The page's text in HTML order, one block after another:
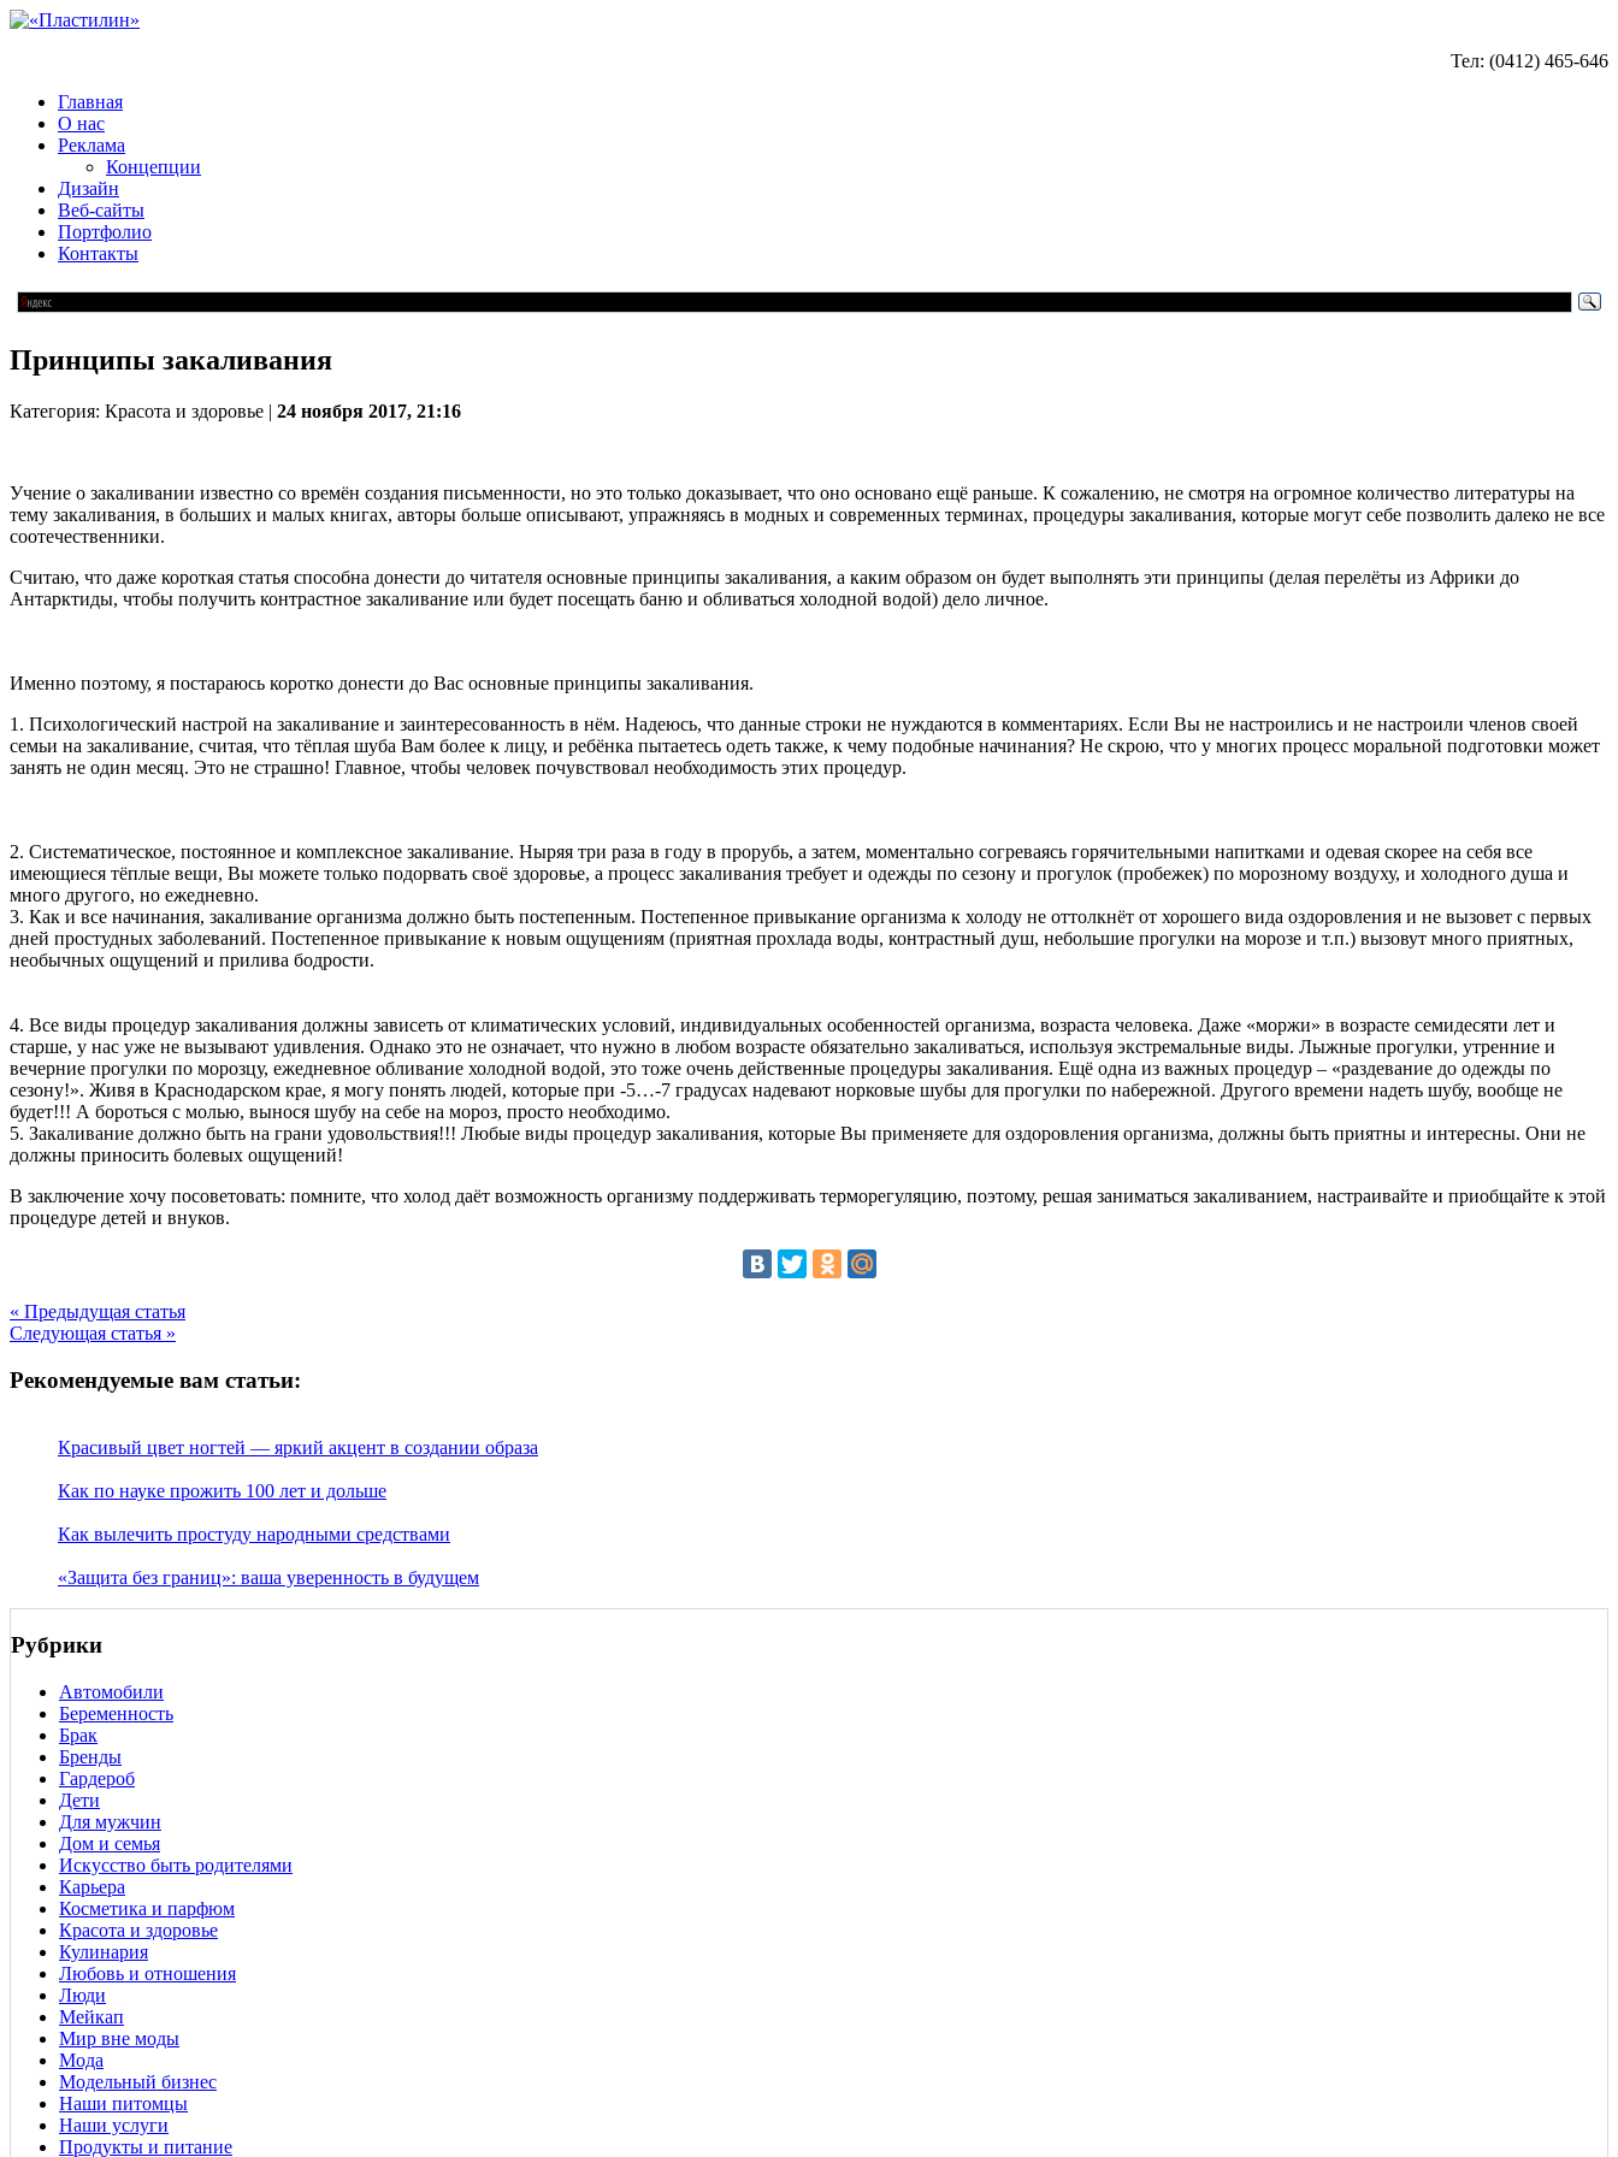
Тел: (0412) 465-646
Главная
О нас
Реклама
Концепции
Дизайн
Веб-сайты
Портфолио
Контакты
Принципы закаливания
Категория: Красота и здоровье | 24 ноября 2017, 21:16
Учение о закаливании известно со времён создания письменности, но это только доказывает, что оно основано ещё раньше. К сожалению, не смотря на огромное количество литературы на
тему закаливания, в больших и малых книгах, авторы больше описывают, упражняясь в модных и современных терминах, процедуры закаливания, которые могут себе позволить далеко не все
соотечественники.
Считаю, что даже короткая статья способна донести до читателя основные принципы закаливания, а каким образом он будет выполнять эти принципы (делая перелёты из Африки до
Антарктиды, чтобы получить контрастное закаливание или будет посещать баню и обливаться холодной водой) дело личное.
Именно поэтому, я постараюсь коротко донести до Вас основные принципы закаливания.
1. Психологический настрой на закаливание и заинтересованность в нём. Надеюсь, что данные строки не нуждаются в комментариях. Если Вы не настроились и не настроили членов своей
семьи на закаливание, считая, что тёплая шуба Вам более к лицу, и ребёнка пытаетесь одеть также, к чему подобные начинания? Не скрою, что у многих процесс моральной подготовки может
занять не один месяц. Это не страшно! Главное, чтобы человек почувствовал необходимость этих процедур.
2. Систематическое, постоянное и комплексное закаливание. Ныряя три раза в году в прорубь, а затем, моментально согреваясь горячительными напитками и одевая скорее на себя все
имеющиеся тёплые вещи, Вы можете только подорвать своё здоровье, а процесс закаливания требует и одежды по сезону и прогулок (пробежек) по морозному воздуху, и холодного душа и
много другого, но ежедневно.
3. Как и все начинания, закаливание организма должно быть постепенным. Постепенное привыкание организма к холоду не оттолкнёт от хорошего вида оздоровления и не вызовет с первых
дней простудных заболеваний. Постепенное привыкание к новым ощущениям (приятная прохлада воды, контрастный душ, небольшие прогулки на морозе и т.п.) вызовут много приятных,
необычных ощущений и прилива бодрости.
4. Все виды процедур закаливания должны зависеть от климатических условий, индивидуальных особенностей организма, возраста человека. Даже «моржи» в возрасте семидесяти лет и
старше, у нас уже не вызывают удивления. Однако это не означает, что нужно в любом возрасте обязательно закаливаться, используя экстремальные виды. Лыжные прогулки, утренние и
вечерние прогулки по морозцу, ежедневное обливание холодной водой, это тоже очень действенные процедуры закаливания. Ещё одна из важных процедур – «раздевание до одежды по
сезону!». Живя в Краснодарском крае, я могу понять людей, которые при -5…-7 градусах надевают норковые шубы для прогулки по набережной. Другого времени надеть шубу, вообще не
будет!!! А бороться с молью, вынося шубу на себе на мороз, просто необходимо.
5. Закаливание должно быть на грани удовольствия!!! Любые виды процедур закаливания, которые Вы применяете для оздоровления организма, должны быть приятны и интересны. Они не
должны приносить болевых ощущений!
В заключение хочу посоветовать: помните, что холод даёт возможность организму поддерживать терморегуляцию, поэтому, решая заниматься закаливанием, настраивайте и приобщайте к этой
процедуре детей и внуков.
« Предыдущая статья
Следующая статья »
Рекомендуемые вам статьи:
Красивый цвет ногтей — яркий акцент в создании образа
Как по науке прожить 100 лет и дольше
Как вылечить простуду народными средствами
«Защита без границ»: ваша уверенность в будущем
Рубрики
Автомобили
Беременность
Брак
Бренды
Гардероб
Дети
Для мужчин
Дом и семья
Искусство быть родителями
Карьера
Косметика и парфюм
Красота и здоровье
Кулинария
Любовь и отношения
Люди
Мейкап
Мир вне моды
Мода
Модельный бизнес
Наши питомцы
Наши услуги
Продукты и питание